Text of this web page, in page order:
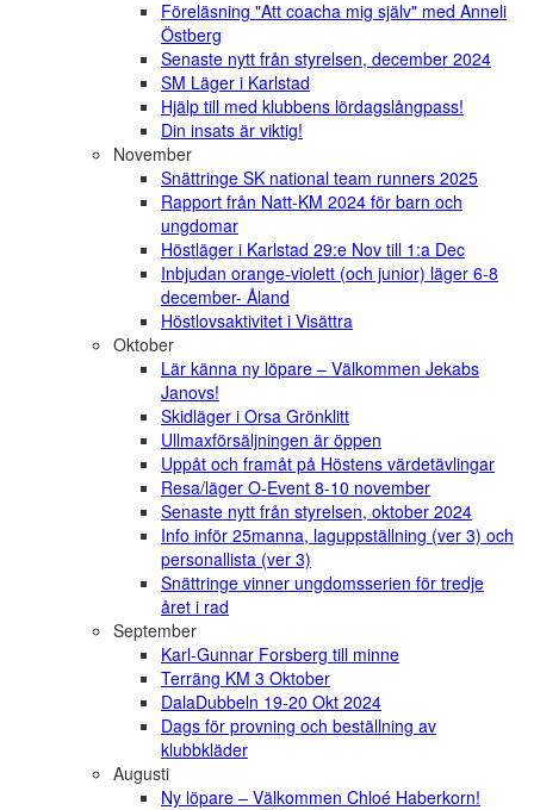
Föreläsning "Att coacha mig själv" med Anneli
Östberg
Senaste nytt från styrelsen, december 2024
SM Läger i Karlstad
Hjälp till med klubbens lördagslångpass!
Din insats är viktig!
November
Snättringe SK national team runners 2025
Rapport från Natt-KM 2024 för barn och
ungdomar
Höstläger i Karlstad 29:e Nov till 1:a Dec
Inbjudan orange-violett (och junior) läger 6-8
december- Åland
Höstlovsaktivitet i Visättra
Oktober
Lär känna ny löpare – Välkommen Jekabs
Janovs!
Skidläger i Orsa Grönklitt
Ullmaxförsäljningen är öppen
Uppåt och framåt på Höstens värdetävlingar
Resa/läger O-Event 8-10 november
Senaste nytt från styrelsen, oktober 2024
Info inför 25manna, laguppställning (ver 3) och
personallista (ver 3)
Snättringe vinner ungdomsserien för tredje
året i rad
September
Karl-Gunnar Forsberg till minne
Terräng KM 3 Oktober
DalaDubbeln 19-20 Okt 2024
Dags för provning och beställning av
klubbkläder
Augusti
Ny löpare – Välkommen Chloé Haberkorn!